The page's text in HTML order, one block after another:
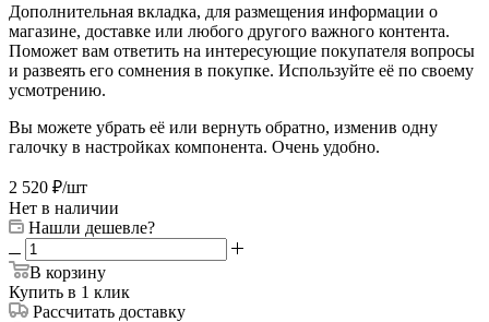
Дополнительная вкладка, для размещения информации о
магазине, доставке или любого другого важного контента.
Поможет вам ответить на интересующие покупателя вопросы
и развеять его сомнения в покупке. Используйте её по своему
усмотрению.
Вы можете убрать её или вернуть обратно, изменив одну
галочку в настройках компонента. Очень удобно.
2 520 ₽/шт
Нет в наличии
Нашли дешевле?
В корзину
Купить в 1 клик
Рассчитать доставку